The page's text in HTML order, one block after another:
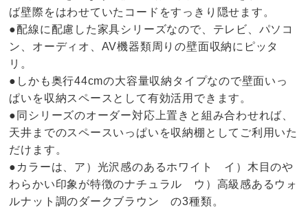
ば壁際をはわせていたコードをすっきり隠せます。
●配線に配慮した家具シリーズなので、テレビ、パソコ
ン、オーディオ、AV機器類周りの壁面収納にピッタ
リ。
●しかも奥行44cmの大容量収納タイプなので壁面いっ
ぱいを収納スペースとして有効活用できます。
●同シリーズのオーダー対応上置きと組み合わせれば、
天井までのスペースいっぱいを収納棚としてご利用いた
だけます。
●カラーは、ア）光沢感のあるホワイト イ）木目のや
わらかい印象が特徴のナチュラル ウ）高級感あるウォ
ルナット調のダークブラウン の3種類。